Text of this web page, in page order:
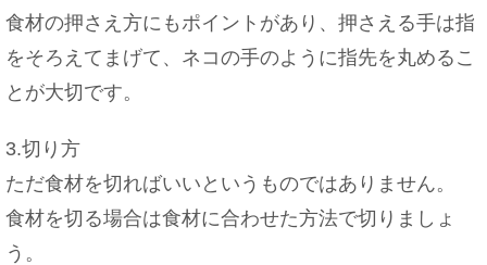
食材の押さえ方にもポイントがあり、押さえる手は指
をそろえてまげて、ネコの手のように指先を丸めるこ
とが大切です。
3.切り方
ただ食材を切ればいいというものではありません。
食材を切る場合は食材に合わせた方法で切りましょ
う。